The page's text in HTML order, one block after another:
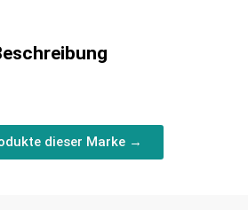
dieser Marke →